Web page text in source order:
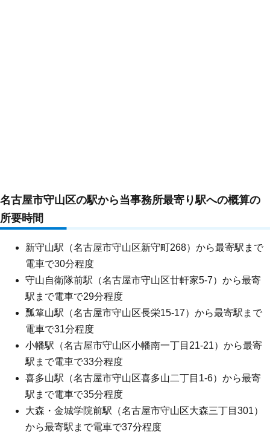
名古屋市守山区の駅から当事務所最寄り駅への概算の
所要時間
新守山駅（名古屋市守山区新守町268）から最寄駅まで
電車で30分程度
守山自衛隊前駅（名古屋市守山区廿軒家5-7）から最寄
駅まで電車で29分程度
瓢箪山駅（名古屋市守山区長栄15-17）から最寄駅まで
電車で31分程度
小幡駅（名古屋市守山区小幡南一丁目21-21）から最寄
駅まで電車で33分程度
喜多山駅（名古屋市守山区喜多山二丁目1-6）から最寄
駅まで電車で35分程度
大森・金城学院前駅（名古屋市守山区大森三丁目301）
から最寄駅まで電車で37分程度